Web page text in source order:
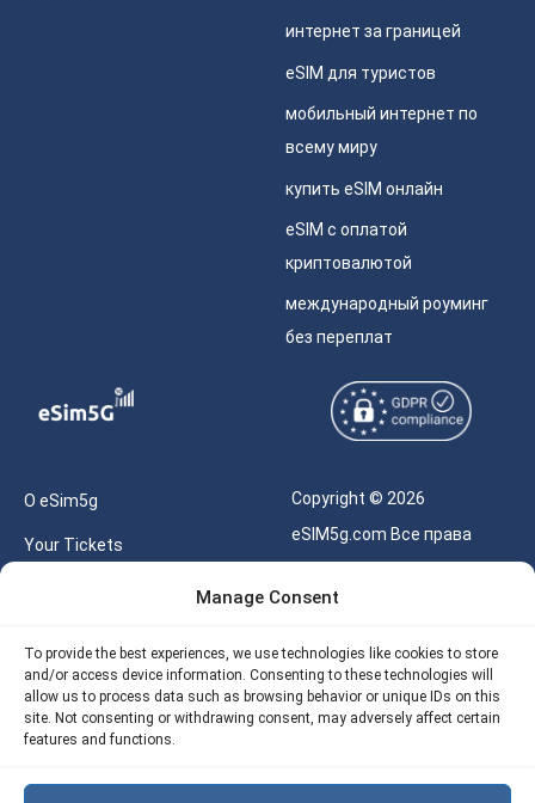
Manage Consent
To provide the best experiences, we use technologies like cookies to store
and/or access device information. Consenting to these technologies will
allow us to process data such as browsing behavior or unique IDs on this
site. Not consenting or withdrawing consent, may adversely affect certain
features and functions.
интернет за границей
eSIM для туристов
мобильный интернет по
всему миру
купить eSIM онлайн
eSIM с оплатой
криптовалютой
международный роуминг
без переплат
О eSim5g
Your Tickets
Калькулятор для eSIM
Политика возврата
eSIM5G
Copyright © 2026
eSIM5g.com Все права
Политика
конфиденциальности
Site Map